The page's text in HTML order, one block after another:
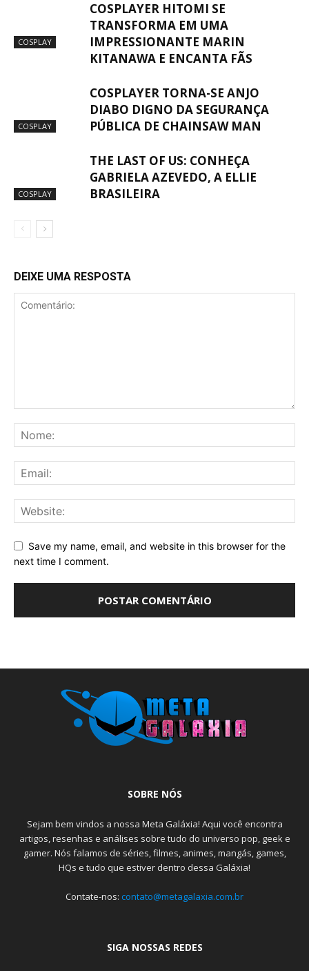
COSPLAY
COSPLAYER HITOMI SE
TRANSFORMA EM UMA
IMPRESSIONANTE MARIN
KITANAWA E ENCANTA FÃS
COSPLAY
COSPLAYER TORNA-SE ANJO
DIABO DIGNO DA SEGURANÇA
PÚBLICA DE CHAINSAW MAN
COSPLAY
THE LAST OF US: CONHEÇA
GABRIELA AZEVEDO, A ELLIE
BRASILEIRA
DEIXE UMA RESPOSTA
Save my name, email, and website in this browser for the
next time I comment.
SOBRE NÓS
Sejam bem vindos a nossa Meta Galáxia! Aqui você encontra
artigos, resenhas e análises sobre tudo do universo pop, geek e
gamer. Nós falamos de séries, filmes, animes, mangás, games,
HQs e tudo que estiver dentro dessa Galáxia!
Contate-nos: contato@metagalaxia.com.br
SIGA NOSSAS REDES